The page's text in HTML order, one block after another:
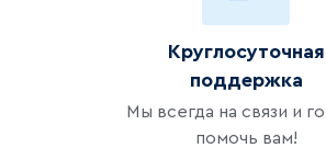
Круглосуточная
поддержка
Мы всегда на связи и
помочь вам!